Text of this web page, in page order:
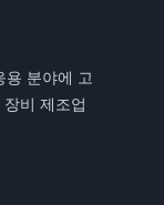
용 분야에 고
비 제조업